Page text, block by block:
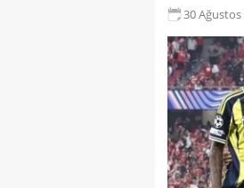
30 Ağustos